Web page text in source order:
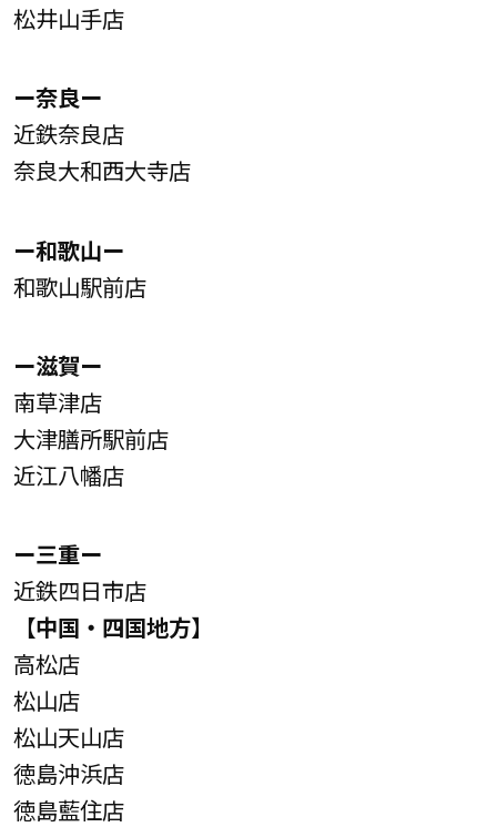
松井山手店
ー奈良ー
近鉄奈良店
奈良大和西大寺店
ー和歌山ー
和歌山駅前店
ー滋賀ー
南草津店
大津膳所駅前店
近江八幡店
ー三重ー
近鉄四日市店
【中国・四国地方】
高松店
松山店
松山天山店
徳島沖浜店
徳島藍住店